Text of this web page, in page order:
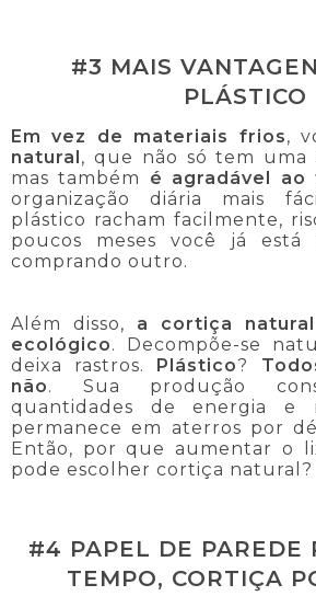
#3 MAIS
PLÁSTICO
Em vez de materiais frios,
natural , que não só tem uma
mas também é agradável ao
organização diária mais
plástico racham facilmente,
poucos meses você já
comprando outro.
Além disso, a cortiça
ecológico. Decompõe-se
deixa rastros.
Plástico?
não. Sua produção
quantidades de energia e
permanece em aterros por
Então, por que aumentar o
pode escolher cortiça natural?
#4 PAPEL DE PAREDE
TEMPO, CORTIÇA